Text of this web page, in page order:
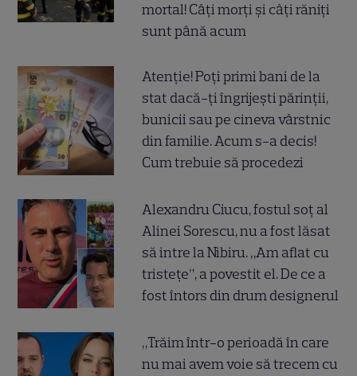
mortal! Câți morți și câți răniți
sunt până acum
Atenție! Poți primi bani de la
stat dacă-ți îngrijești părinții,
bunicii sau pe cineva vârstnic
din familie. Acum s-a decis!
Cum trebuie să procedezi
Alexandru Ciucu, fostul soț al
Alinei Sorescu, nu a fost lăsat
să intre la Nibiru. „Am aflat cu
tristețe”, a povestit el. De ce a
fost întors din drum designerul
„Trăim într-o perioadă în care
nu mai avem voie să trecem cu